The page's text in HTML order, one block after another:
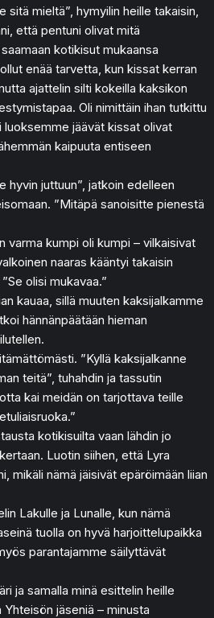
sitä mieltä”, hymyilin heille takaisin,
että pentuni olivat mitä
kotikisut mukaansa
enää tarvetta, kun kissat kerran
ajattelin silti kokeilla kaksikon
Oli nimittäin ihan tutkittu
jäävät kissat olivat
kaipuuta entiseen
hyvin juttuun”, jatkoin edelleen
”Mitäpä sanoisitte pienestä
varma kumpi oli kumpi – vilkaisivat
naaras kääntyi takaisin
olisi mukavaa.”
kauaa, sillä muuten kaksijalkamme
hännänpäätään hieman
”Kyllä kaksijalkanne
teitä”, tuhahdin ja tassutin
kai meidän on tarjottava teille
kotikisuilta vaan lähdin jo
Luotin siihen, että Lyra
mikäli nämä jäisivät epäröimään liian
Lakulle ja Lunalle, kun nämä
tuolla on hyvä harjoittelupaikka
parantajamme säilyttävät
ja samalla minä esittelin heille
jäseniä – minusta